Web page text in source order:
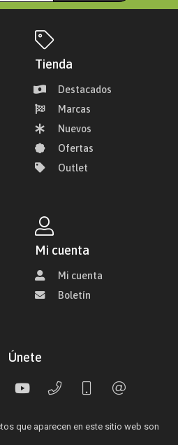
Tienda
Destacados
Marcas
Nuevos
Ofertas
Outlet
Mi cuenta
Mi cuenta
Boletín
Únete
que aparecen en este sitio web son